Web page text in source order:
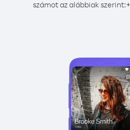
számot az alábbiak szerint:+